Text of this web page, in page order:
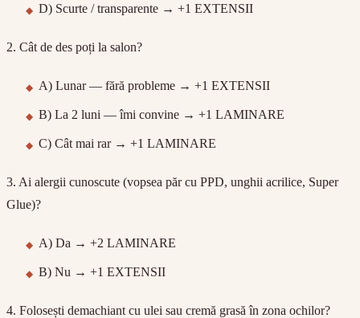
D) Scurte / transparente → +1 EXTENSII
2. Cât de des poți la salon?
A) Lunar — fără probleme → +1 EXTENSII
B) La 2 luni — îmi convine → +1 LAMINARE
C) Cât mai rar → +1 LAMINARE
3. Ai alergii cunoscute (vopsea păr cu PPD, unghii acrilice, Super
Glue)?
A) Da → +2 LAMINARE
B) Nu → +1 EXTENSII
4. Folosești demachiant cu ulei sau cremă grasă în zona ochilor?